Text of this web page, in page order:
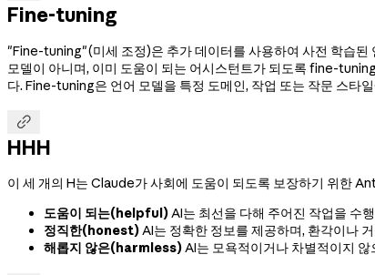
Fine-tuning
"Fine-tuning"(미세 조정)은 추가 데이터를 사용하여 사전 학습
모델이 아니며, 이미 도움이 되는 어시스턴트가 되도록 fine-
다. Fine-tuning은 언어 모델을 특정 도메인, 작업 또는 작문 스타

HHH
이 세 개의 H는 Claude가 사회에 도움이 되도록 보장하기 위한
도움이 되는(helpful)AI는 최선을 다해 주어진 작업을 수
정직한(honest)AI는 정확한 정보를 제공하며, 환각이나
해롭지 않은(harmless)AI는 모욕적이거나 차별적이지